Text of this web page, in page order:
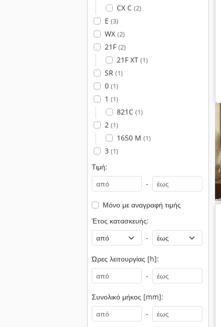
CX C (2)
E (3)
WX (2)
21F (2)
21F XT (1)
SR (1)
0 (1)
1 (1)
821C (1)
2 (1)
1650 M (1)
3 (1)
Τιμή:
-
Μόνο με αναγραφή τιμής
Έτος κατασκευής:
-
Ώρες λειτουργίας [h]:
-
Συνολικό μήκος [mm]:
-